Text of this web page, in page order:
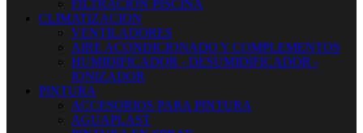
FILTRACION PISCINA
CLIMATIZACION
VENTILADORES
AIRE ACONDICIONADO Y COMPLEMENTOS
HUMIDIFICADOR - DESUMIDIFICADOR -
IONIZADOR
PINTURA
ACCESORIOS PARA PINTURA
AGUAPLAST